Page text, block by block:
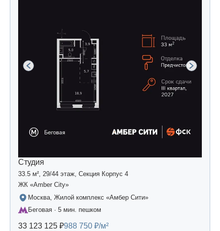
Студия
33.5 м², 29/44 этаж, Секция Корпус 4
ЖК «Amber Сity»
Москва, Жилой комплекс «Амбер Сити»
Беговая · 5 мин. пешком
33 123 125 ₽988 750 ₽/м²